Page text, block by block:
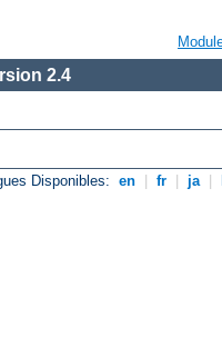
2.4
Disponibles: en fr ja